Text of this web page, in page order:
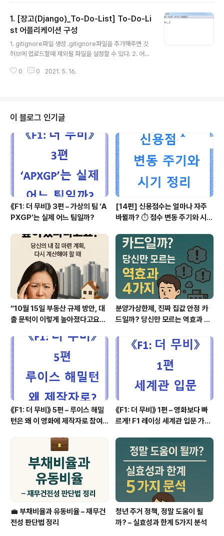
W/Django_with_PracticeExamples doorBW/Djan
go_with_PracticeExamples "실전 예제로 배우는 Dja
ngo" 서적에 대한 예제 문제들 및 코드를 포함하고 있는 r
epository 입니다. - doorBW/Django_with_Practic
1. [장고(Django)_To-Do-List] To-Do-Li
st 어플리케이션 구성
1. gitignore파일 생성 .gitignore파일을 추가해주면 깃
허브에 업로드할때 제외될 파일을 설정할 수 있다. 2. 어플
do_app(임의의 이름 설정) - 해당 위치에 my_to_do_a
('', include('my_to_do_app.urls')) from django.url
s import path,include 추가 my_to_do_list내부에 url
s.py생성 from django.urls import path from ..
0 0 2021. 5. 16.
이 블로그 인기글
《F1: 더 무비》 3편 – 가상의 팀 ‘A
PXGP’는 실제 어느 팀일까?
[14편] 신용점수는 얼마나 자주
바뀔까? ⏱️ 점수 변동 주기와 시기
“10월 15일 부동산 규제 방안, 대
출 문턱이 이렇게 높아졌다고요?”
산해야 할 때
분양가상한제, 진짜 집값 안정 카
드일까? 당신만 모르는 역효과 4
《F1: 더 무비》 5편 – 루이스 해밀
턴은 왜 이 영화에 제작자로 참여
《F1: 더 무비》 1편 – 영화보다 빠
르게! F1 레이싱 세계관 입문 가이
💼 부채비율과 유동비율 – 재무건
전성 판단법 정리
청년 주거 정책, 정말 도움이 될
까? – 실효성과 한계 5가지 분석